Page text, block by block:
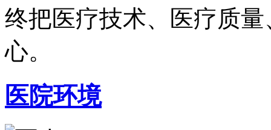
终把医疗技术、医疗质
心。
医院环境